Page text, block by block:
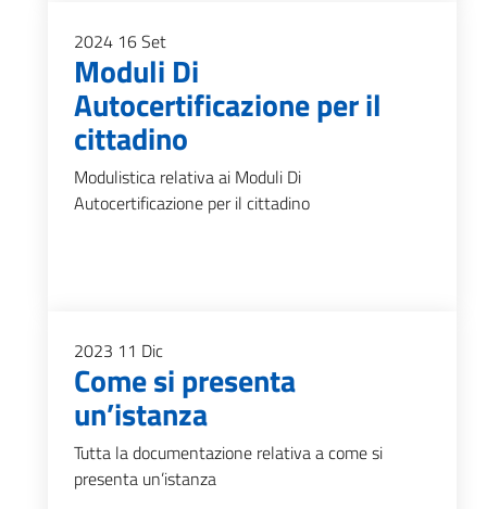
2024 16Set
Moduli Di
Autocertificazione per il
cittadino
Modulistica relativa ai Moduli Di
Autocertificazione per il cittadino
2023 11 Dic
Come si presenta
un’istanza
Tutta la documentazione relativa a come si
presenta un’istanza